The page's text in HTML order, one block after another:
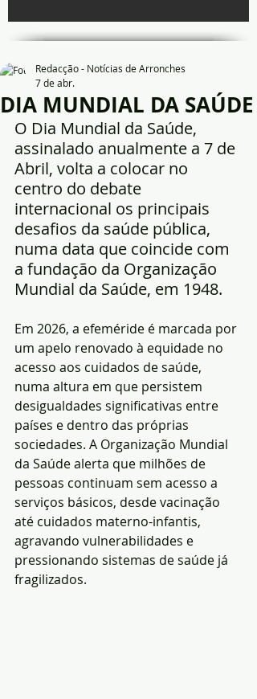
DIA MUNDIAL DA SAÚDE
Redacção - Notícias de Arronches
7 de abr.
O Dia Mundial da Saúde,
assinalado anualmente a 7 de
Abril, volta a colocar no
centro do debate
internacional os principais
desafios da saúde pública,
numa data que coincide com
a fundação da Organização
Mundial da Saúde, em 1948.
Em 2026, a efeméride é marcada por
um apelo renovado à equidade no
acesso aos cuidados de saúde,
numa altura em que persistem
desigualdades significativas entre
países e dentro das próprias
sociedades. A Organização Mundial
da Saúde alerta que milhões de
pessoas continuam sem acesso a
serviços básicos, desde vacinação
até cuidados materno-infantis,
agravando vulnerabilidades e
pressionando sistemas de saúde já
fragilizados.